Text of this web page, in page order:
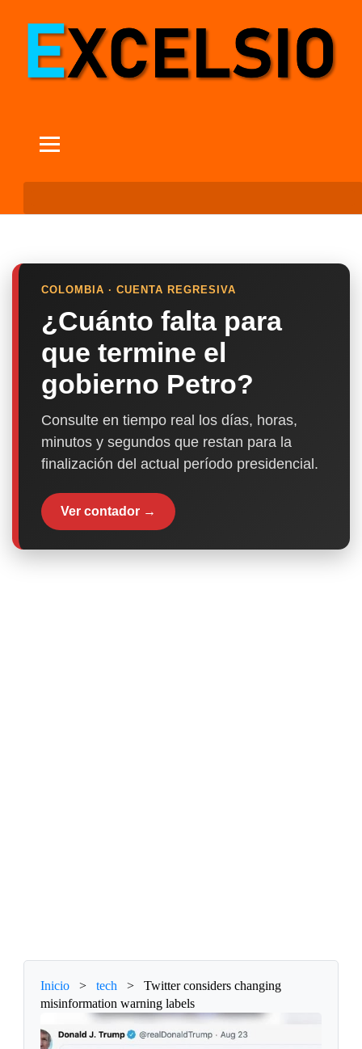
COLOMBIA · CUENTA REGRESIVA
¿Cuánto falta para
que termine el
gobierno Petro?
Consulte en tiempo real los días, horas,
minutos y segundos que restan para la
finalización del actual período presidencial.
Ver contador →
Inicio > tech >
Twitter considers changing
misinformation warning labels